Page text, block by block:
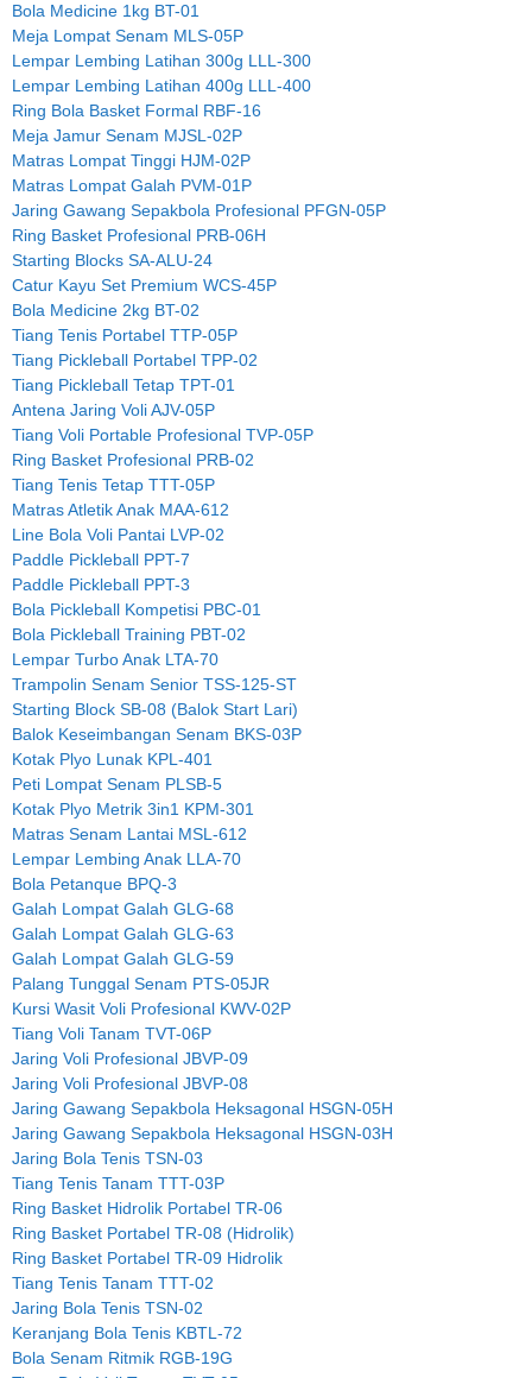
Bola Medicine 1kg BT-01
Meja Lompat Senam MLS-05P
Lempar Lembing Latihan 300g LLL-300
Lempar Lembing Latihan 400g LLL-400
Ring Bola Basket Formal RBF-16
Meja Jamur Senam MJSL-02P
Matras Lompat Tinggi HJM-02P
Matras Lompat Galah PVM-01P
Jaring Gawang Sepakbola Profesional PFGN-05P
Ring Basket Profesional PRB-06H
Starting Blocks SA-ALU-24
Catur Kayu Set Premium WCS-45P
Bola Medicine 2kg BT-02
Tiang Tenis Portabel TTP-05P
Tiang Pickleball Portabel TPP-02
Tiang Pickleball Tetap TPT-01
Antena Jaring Voli AJV-05P
Tiang Voli Portable Profesional TVP-05P
Ring Basket Profesional PRB-02
Tiang Tenis Tetap TTT-05P
Matras Atletik Anak MAA-612
Line Bola Voli Pantai LVP-02
Paddle Pickleball PPT-7
Paddle Pickleball PPT-3
Bola Pickleball Kompetisi PBC-01
Bola Pickleball Training PBT-02
Lempar Turbo Anak LTA-70
Trampolin Senam Senior TSS-125-ST
Starting Block SB-08 (Balok Start Lari)
Balok Keseimbangan Senam BKS-03P
Kotak Plyo Lunak KPL-401
Peti Lompat Senam PLSB-5
Kotak Plyo Metrik 3in1 KPM-301
Matras Senam Lantai MSL-612
Lempar Lembing Anak LLA-70
Bola Petanque BPQ-3
Galah Lompat Galah GLG-68
Galah Lompat Galah GLG-63
Galah Lompat Galah GLG-59
Palang Tunggal Senam PTS-05JR
Kursi Wasit Voli Profesional KWV-02P
Tiang Voli Tanam TVT-06P
Jaring Voli Profesional JBVP-09
Jaring Voli Profesional JBVP-08
Jaring Gawang Sepakbola Heksagonal HSGN-05H
Jaring Gawang Sepakbola Heksagonal HSGN-03H
Jaring Bola Tenis TSN-03
Tiang Tenis Tanam TTT-03P
Ring Basket Hidrolik Portabel TR-06
Ring Basket Portabel TR-08 (Hidrolik)
Ring Basket Portabel TR-09 Hidrolik
Tiang Tenis Tanam TTT-02
Jaring Bola Tenis TSN-02
Keranjang Bola Tenis KBTL-72
Bola Senam Ritmik RGB-19G